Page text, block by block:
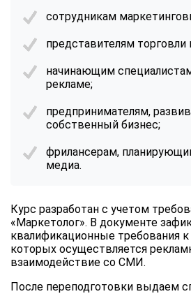
сотрудникам
представителям
начинающим
рекламе;
предпринимателям,
собственный бизнес;
фрилансерам,
медиа.
Курс разработан с учетом
«Маркетолог». В документе
квалификационные требования
которых осуществляется
взаимодействие со СМИ.
После переподготовки выдаем